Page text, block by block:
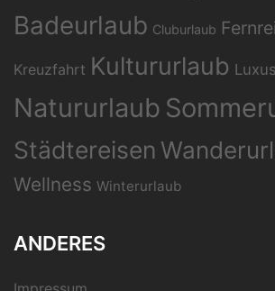
Badeurlaub Cluburlaub
Kreuzfahrt Kultururlaub
Natururlaub
Städtereisen
Wellness Winterurlaub
ANDERES